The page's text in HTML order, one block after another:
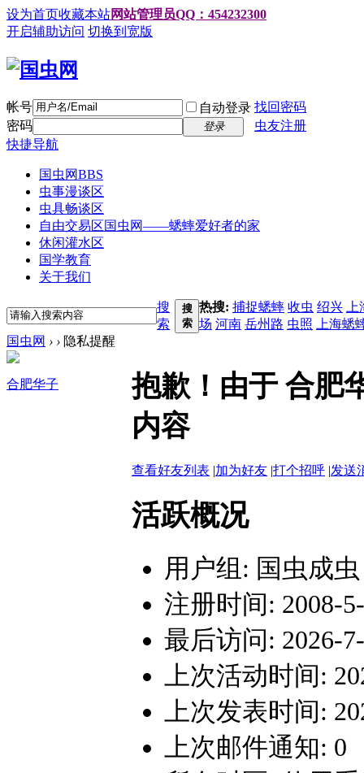
设为首页收藏本站网站管理员QQ：454232300
开启辅助访问 切换到宽版
帐号 自动登录 找回密码
密码
登录
虫友注册
快捷导航
国虫网BBS
虫事漫谈区
虫具畅谈区
自由交易区国虫网——蟋蟀爱好者的家
休闲灌水区
国学教育
关于我们
搜
索
搜
索
热搜: 捕捉蟋蟀 收虫 绍兴
场 河南 岳州路 虫照
上海蟋
国虫网 › › 隐私提醒
合肥华子
抱歉！由于 合肥
内容
查看好友列表 |加为好友 |打个招呼 |发送
活跃概况
用户组: 国虫成虫
注册时间: 2008-
最后访问: 2026-
上次活动时间:
上次发表时间:
上次邮件通知: 0